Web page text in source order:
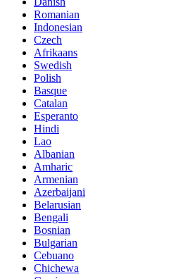
Romanian
Indonesian
Czech
Afrikaans
Swedish
Polish
Basque
Catalan
Esperanto
Hindi
Lao
Albanian
Amharic
Armenian
Azerbaijani
Belarusian
Bengali
Bosnian
Bulgarian
Cebuano
Chichewa